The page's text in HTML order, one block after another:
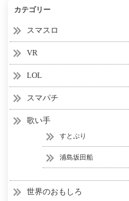
カテゴリー
スマスロ
VR
LOL
スマパチ
歌い手
すとぷり
浦島坂田船
世界のおもしろ